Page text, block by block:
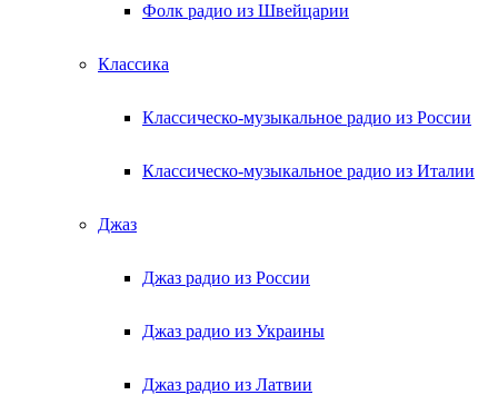
Фолк радио из Швейцарии
Классика
Классическо-музыкальное радио из России
Классическо-музыкальное радио из Италии
Джаз
Джаз радио из России
Джаз радио из Украины
Джаз радио из Латвии